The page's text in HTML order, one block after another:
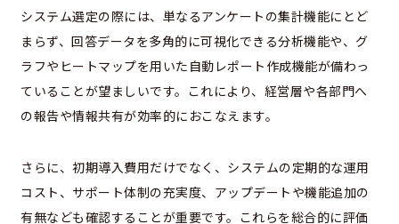
システム選定の際には、単なるアンケートの集計機能にとど
まらず、回答データを多角的に可視化できる分析機能や、グ
ラフやヒートマップを用いた自動レポート作成機能が備わっ
ていることが望ましいです。これにより、経営層や各部門へ
の報告や情報共有が効率的におこなえます。
さらに、初期導入費用だけでなく、システムの定期的な運用
コスト、サポート体制の充実度、アップデートや機能追加の
有無なども確認することが重要です。これらを総合的に評価